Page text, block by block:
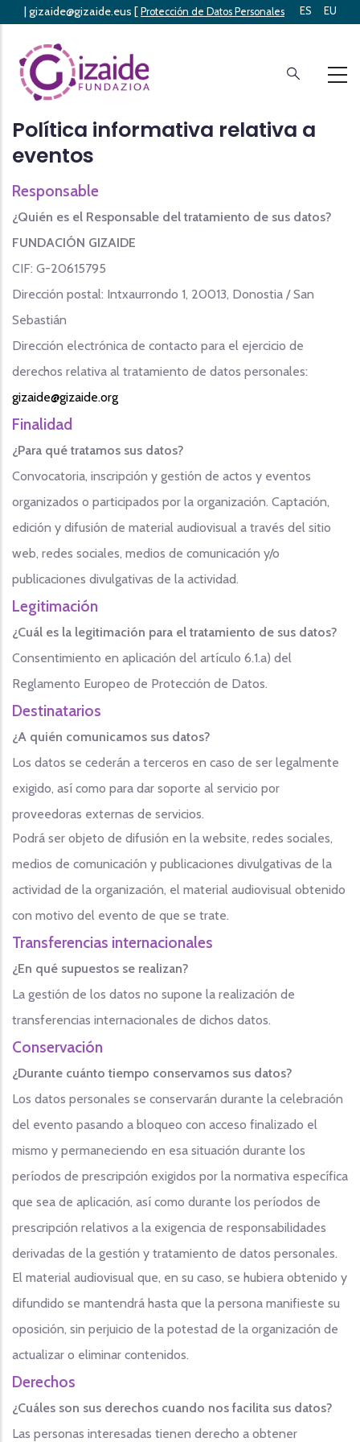
main
content
EU
ES
| gizaide@gizaide.eus [ Protección de Datos Personales
Política informativa relativa a
eventos
Responsable
¿Quién es el Responsable del tratamiento de sus datos?
FUNDACIÓN GIZAIDE
CIF: G-20615795
Dirección postal: Intxaurrondo 1, 20013, Donostia / San
Sebastián
Dirección electrónica de contacto para el ejercicio de
derechos relativa al tratamiento de datos personales:
gizaide@gizaide.org
Finalidad
¿Para qué tratamos sus datos?
Convocatoria, inscripción y gestión de actos y eventos
organizados o participados por la organización. Captación,
edición y difusión de material audiovisual a través del sitio
web, redes sociales, medios de comunicación y/o
publicaciones divulgativas de la actividad.
Legitimación
¿Cuál es la legitimación para el tratamiento de sus datos?
Consentimiento en aplicación del artículo 6.1.a) del
Reglamento Europeo de Protección de Datos.
Destinatarios
¿A quién comunicamos sus datos?
Los datos se cederán a terceros en caso de ser legalmente
exigido, así como para dar soporte al servicio por
proveedoras externas de servicios.
Podrá ser objeto de difusión en la website, redes sociales,
medios de comunicación y publicaciones divulgativas de la
actividad de la organización, el material audiovisual obtenido
con motivo del evento de que se trate.
Transferencias internacionales
¿En qué supuestos se realizan?
La gestión de los datos no supone la realización de
transferencias internacionales de dichos datos.
Conservación
¿Durante cuánto tiempo conservamos sus datos?
Los datos personales se conservarán durante la celebración
del evento pasando a bloqueo con acceso finalizado el
mismo y permaneciendo en esa situación durante los
períodos de prescripción exigidos por la normativa específica
que sea de aplicación, así como durante los períodos de
prescripción relativos a la exigencia de responsabilidades
derivadas de la gestión y tratamiento de datos personales.
El material audiovisual que, en su caso, se hubiera obtenido y
difundido se mantendrá hasta que la persona manifieste su
oposición, sin perjuicio de la potestad de la organización de
actualizar o eliminar contenidos.
Derechos
¿Cuáles son sus derechos cuando nos facilita sus datos?
Las personas interesadas tienen derecho a obtener